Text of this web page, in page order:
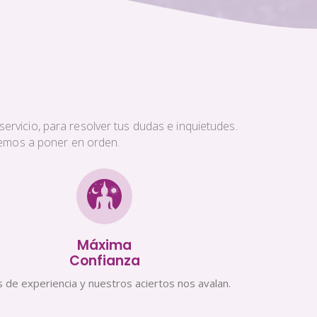
para resolver tus dudas e inquietudes.
a poner en orden.
Máxima
Confianza
de experiencia y nuestros aciertos nos avalan.